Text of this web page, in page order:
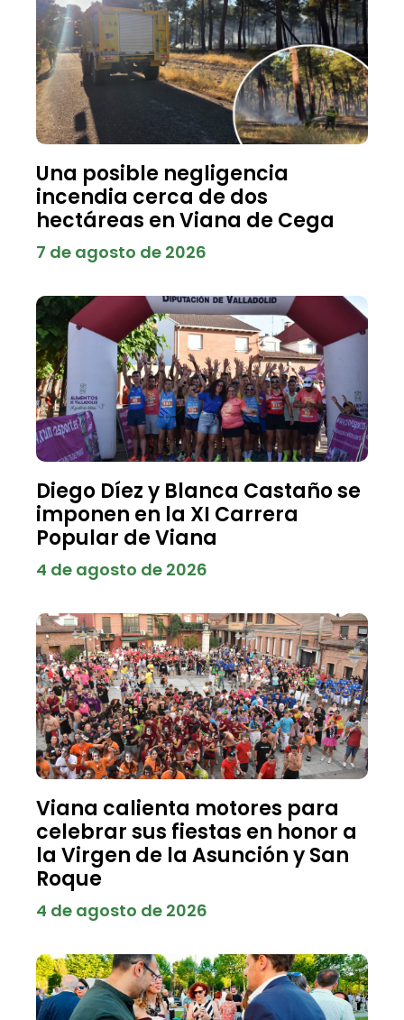
Una posible negligencia
incendia cerca de dos
hectáreas en Viana de Cega
7 de agosto de 2026
Diego Díez y Blanca Castaño se
imponen en la XI Carrera
Popular de Viana
4 de agosto de 2026
Viana calienta motores para
celebrar sus fiestas en honor a
la Virgen de la Asunción y San
Roque
4 de agosto de 2026